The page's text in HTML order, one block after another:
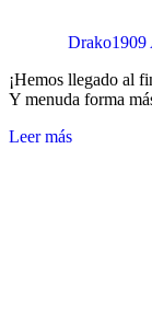
Drako1909
¡Hemos llegado al
Y menuda forma
Leer más